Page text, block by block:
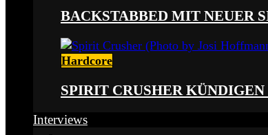
BACKSTABBED MIT NEUER
Hardcore
SPIRIT CRUSHER
Interviews